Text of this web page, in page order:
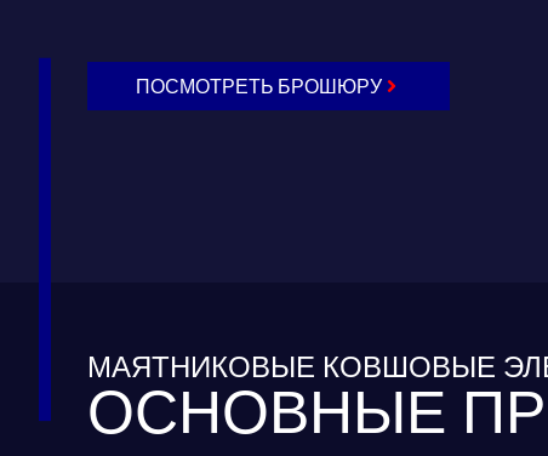
ПОСМОТРЕТЬ БРОШЮРУ
МАЯТНИКОВЫЕ КОВШОВЫЕ
ОСНОВНЫЕ